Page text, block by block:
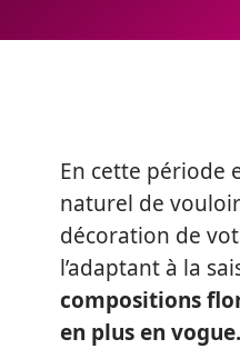
En cette période
naturel de
décoration de
l’adaptant à la
compositions
en plus en vogue.